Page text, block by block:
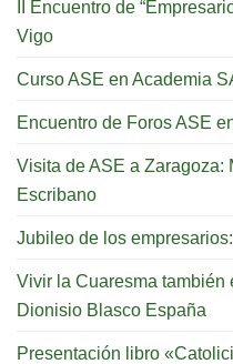
II Encuentro de
Vigo
Curso ASE en Academia
Encuentro de Foros ASE
Visita de ASE a Zaragoza:
Escribano
Jubileo de los
Vivir la Cuaresma también
Dionisio Blasco España
Presentación libro